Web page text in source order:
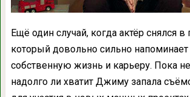
Ещё один случай, когда актёр снялся в
который довольно сильно напоминает
собственную жизнь и карьеру. Пока
надолго ли хватит Джиму запала